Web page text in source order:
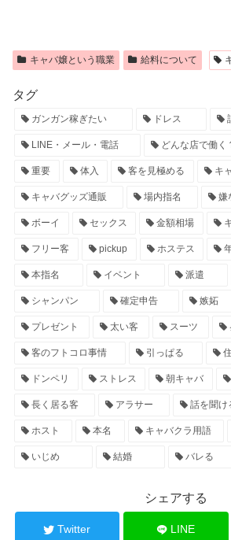
キャバ嬢という職業 給料について
タグ
ガンガン稼ぎたい ドレス
LINE・メール・電話 どんな店で働く
重要 体入 客を見極める キ
キャバグッズ通販 場内指名 嫌
ボーイ セックス 金額相場
フリー客 pickup ホステス
本指名 イベント 派遣
シャンパン 確定申告 嫉妬
プレゼント 太い客 スーツ
客のフトコロ事情 引っぱる
ドンペリ ストレス 朝キャバ
長く居る客 アラサー 話を聞け
ホスト 本名 キャバクラ用語
いじめ 結婚 バレる
シェアする
Twitter LINE